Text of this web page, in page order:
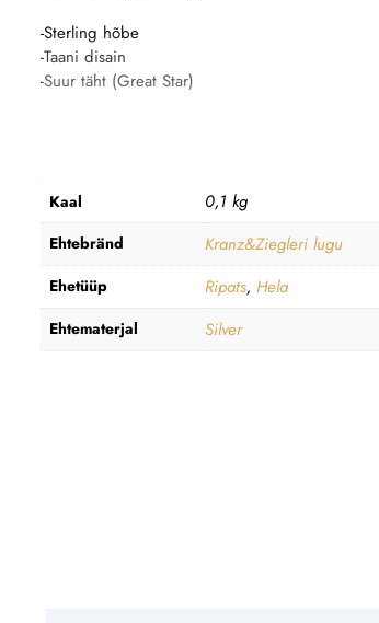
-Sterling hõbe
-Taani disain
-Suur täht (Great Star)
Kaal 0,1 kg
Ehtebränd Kranz&Ziegleri lugu
Ehetüüp Ripats, Hela
Ehtematerjal Silver